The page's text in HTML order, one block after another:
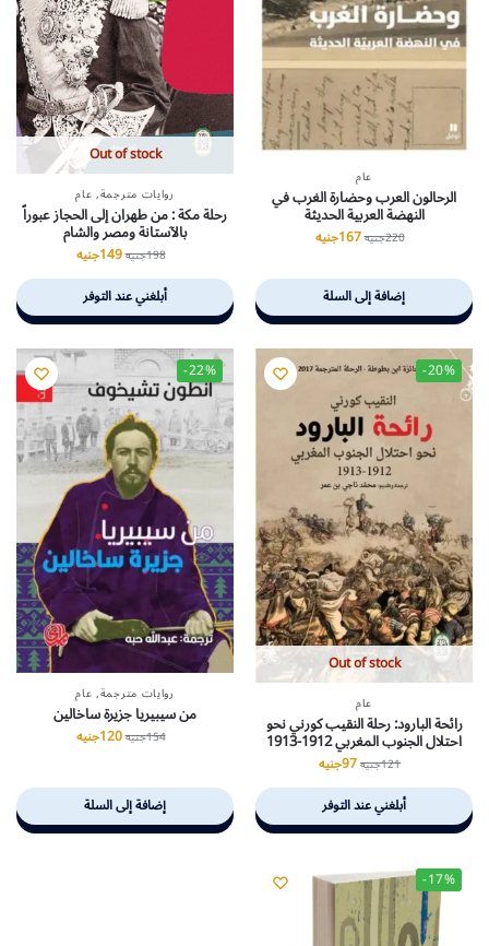
عام
الرحالون العرب وحضارة الغرب في
النهضة العربية الحديثة
220جنيه167جنيه
إضافة إلى السلة
Out of stock
روايات مترجمة,عام
رحلة مكة : من طهران إلى الحجاز عبوراً
بالآستانة ومصر والشام
198جنيه149جنيه
أبلغني عند التوفر
-20%
Out of stock
عام
رائحة البارود: رحلة النقيب كورني نحو
احتلال الجنوب المغربي 1912-1913
121جنيه97جنيه
أبلغني عند التوفر
-22%
روايات مترجمة,عام
من سيبيريا جزيرة ساخالين
154جنيه120جنيه
إضافة إلى السلة
-17%